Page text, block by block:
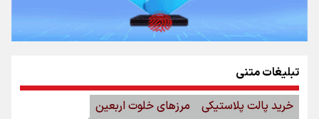
تبلیغات متنی
خرید پالت پلاستیکی
مرزهای خلوت اربعین